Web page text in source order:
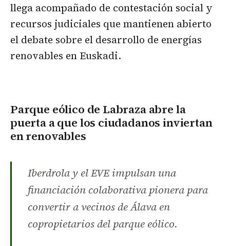
llega acompañado de contestación social y
recursos judiciales que mantienen abierto
el debate sobre el desarrollo de energías
renovables en Euskadi.
Parque eólico de Labraza abre la
puerta a que los ciudadanos inviertan
en renovables
Iberdrola y el EVE impulsan una
financiación colaborativa pionera para
convertir a vecinos de Álava en
copropietarios del parque eólico.